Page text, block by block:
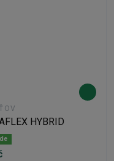
HYBRID